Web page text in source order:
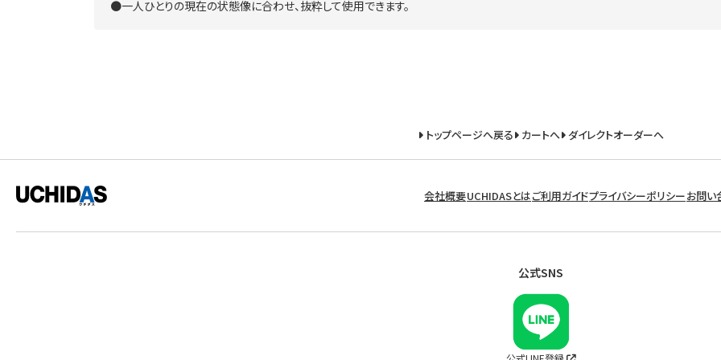
●一人ひとりの現在の状態像に合わせ、抜粋して使用できます。
トップページへ戻る カートへ ダイレクトオーダーへ
会社概要UCHIDASとはご利用ガイドプライバシーポリシーお問い
公式SNS